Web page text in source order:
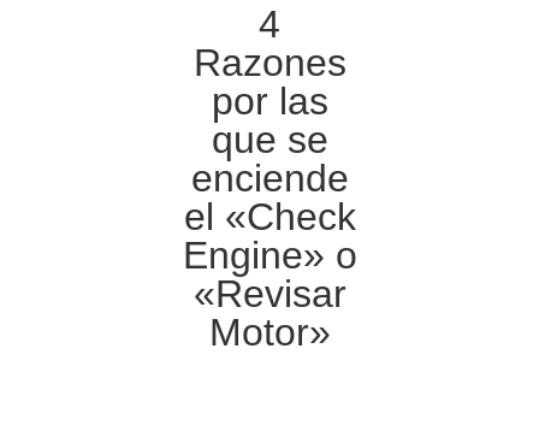
4
Razones
por las
que se
enciende
el «Check
Engine» o
«Revisar
Motor»